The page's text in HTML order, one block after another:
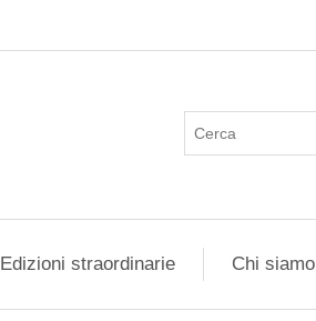
Edizioni straordinarie Chi siamo